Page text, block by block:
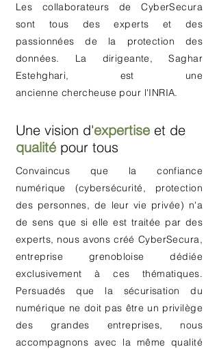
Les collaborateurs de CyberSecura
sont tous des experts et des
passionnées de la protection des
données. La dirigeante, Saghar
Estehghari, est une
ancienne chercheuse pour l'INRIA.
Une vision d'expertise et de
qualité pour tous
Convaincus que la confiance
numérique (cybersécurité, protection
des personnes, de leur vie privée) n'a
de sens que si elle est traitée par des
experts, nous avons créé CyberSecura,
entreprise grenobloise dédiée
exclusivement à ces thématiques.
Persuadés que la sécurisation du
numérique ne doit pas être un privilège
des grandes entreprises, nous
accompagnons avec la même qualité